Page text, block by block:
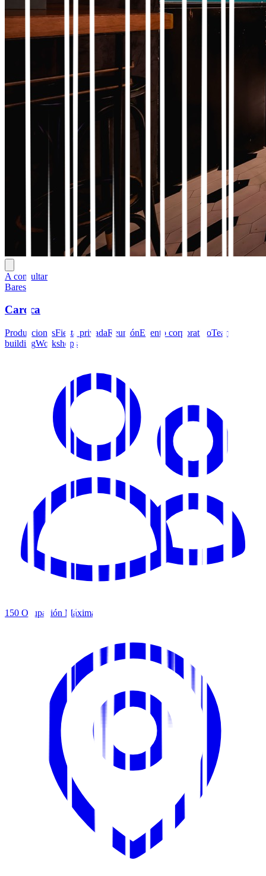
A consultar
Bares
Caroca
ProduccionesFiesta privadaReuniónEvento corporativoTeam
buildingWorkshops
150 Ocupación Máxima